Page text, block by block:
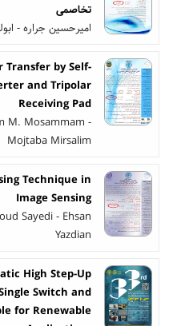
تخاصمی
امیرحسین جراره -
Transfer by Self-
and Tripolar
Receiving Pad
M. Mosammam -
Mojtaba Mirsalim
Technique in
Image Sensing
Sayedi - Ehsan
Yazdian
High Step-Up
Switch and
for Renewable